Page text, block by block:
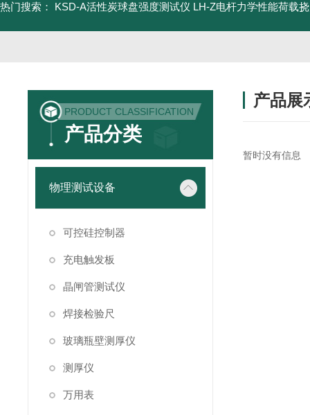
热门搜索： KSD-A活性炭球盘强度测试仪 LH-Z电杆力学性能荷载
PRODUCT CLASSIFICATION
产品分类
物理测试设备
可控硅控制器
充电触发板
晶闸管测试仪
焊接检验尺
玻璃瓶壁测厚仪
测厚仪
万用表
产品展
暂时没有信息